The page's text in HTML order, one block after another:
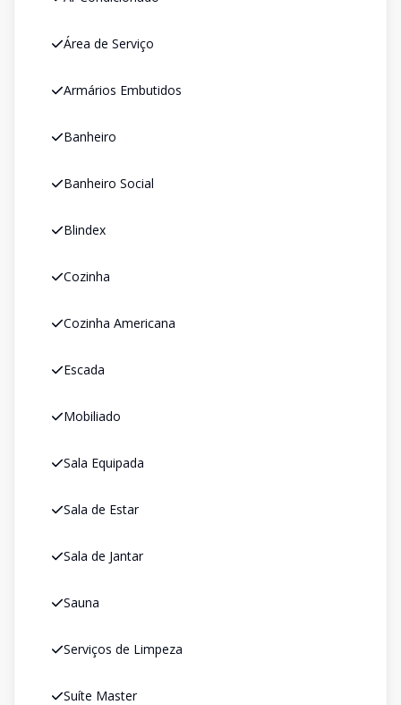
Área de Serviço
Armários Embutidos
Banheiro
Banheiro Social
Blindex
Cozinha
Cozinha Americana
Escada
Mobiliado
Sala Equipada
Sala de Estar
Sala de Jantar
Sauna
Serviços de Limpeza
Suíte Master